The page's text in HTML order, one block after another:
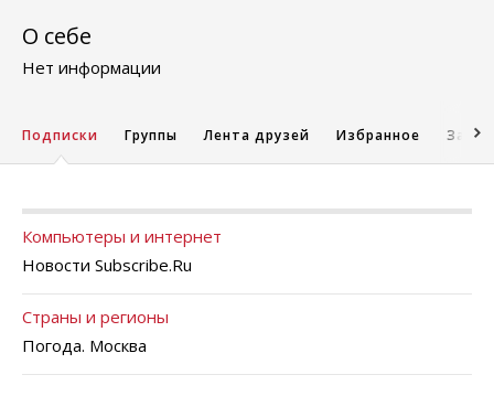
О себе
Нет информации
Подписки Группы Лента друзей Избранное
Компьютеры и интернет
Новости Subscribe.Ru
Страны и регионы
Погода. Москва